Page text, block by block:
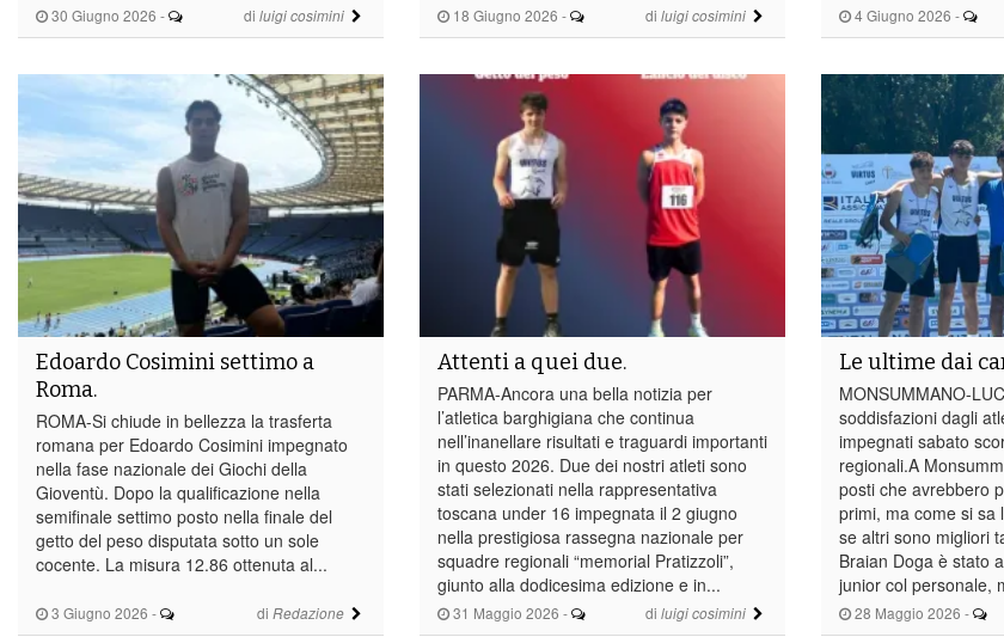
30 Giugno 2026 - di luigi cosimini 18 Giugno 2026 - di luigi cosimini 4 Giugno 2026 -
3 Giugno 2026 - di Redazione
Edoardo Cosimini settimo a
Roma.
ROMA-Si chiude in bellezza la trasferta
romana per Edoardo Cosimini impegnato
nella fase nazionale dei Giochi della
Gioventù. Dopo la qualificazione nella
semifinale settimo posto nella finale del
getto del peso disputata sotto un sole
cocente. La misura 12.86 ottenuta al...
31 Maggio 2026 - di luigi cosimini
Attenti a quei due.
PARMA-Ancora una bella notizia per
l’atletica barghigiana che continua
nell’inanellare risultati e traguardi importanti
in questo 2026. Due dei nostri atleti sono
stati selezionati nella rappresentativa
toscana under 16 impegnata il 2 giugno
nella prestigiosa rassegna nazionale per
squadre regionali “memorial Pratizzoli”,
giunto alla dodicesima edizione e in...
28 Maggio 2026 -
Le ultime dai
MONSUMMANO-
soddisfazioni dagli
impegnati sabato
regionali.A
posti che avrebbero
primi, ma come si sa
se altri sono migliori
Braian Doga è stato
junior col personale,